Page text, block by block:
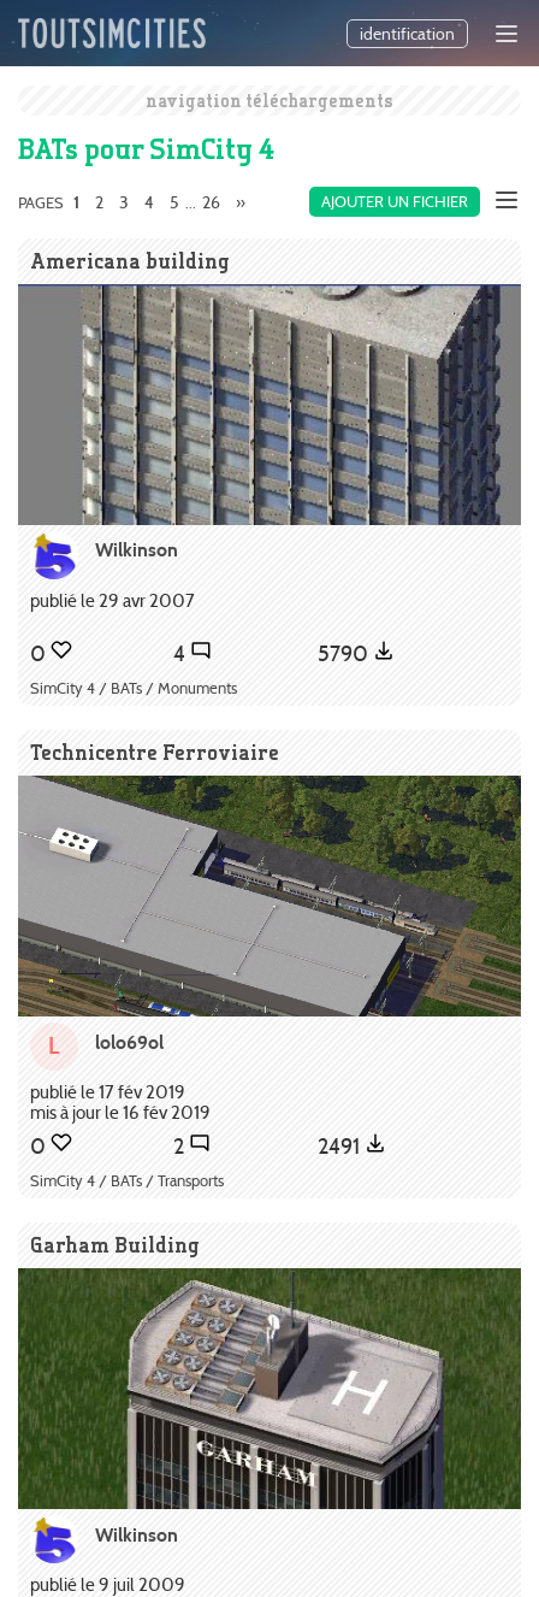
identification
navigation téléchargements
BATs pour SimCity 4
AJOUTER UN FICHIER
PAGES 1 2 3 4 5 ... 26 »
Americana building
Wilkinson
publié le 29 avr 2007
0 4 5790
SimCity 4 / BATs / Monuments
Technicentre Ferroviaire
L lolo69ol
publié le 17 fév 2019
mis à jour le 16 fév 2019
0 2 2491
SimCity 4 / BATs / Transports
Garham Building
Wilkinson
publié le 9 juil 2009